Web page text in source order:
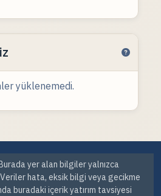
yüklenemedi.
yer alan bilgiler yalnızca
hata, eksik bilgi veya gecikme
buradaki içerik yatırım tavsiyesi